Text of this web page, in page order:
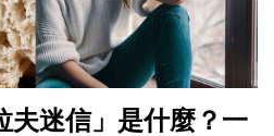
夫迷信」是什麼？一